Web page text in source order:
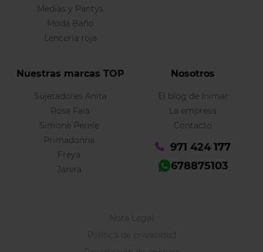
Medias y Pantys
Moda Baño
Lencería roja
Nuestras marcas TOP
Sujetadores Anita
Rosa Faia
Simone Perele
Primadonna
Freya
Janira
Nosotros
El blog de Inimar
La empresa
Contacto
971 424 177
678875103
Nota Legal
Política de privacidad